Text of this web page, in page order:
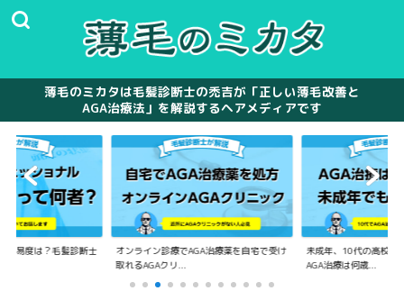
薄毛のミカタは毛髪診断士の禿吉が「正しい薄毛改善と
AGA治療法」を解説するヘアメディアです
難易度は？毛髪診断士
オンライン診療でAGA治療薬を自宅で受け
取れるAGAクリ...
未成年、10代の高校生
AGA治療は何歳...